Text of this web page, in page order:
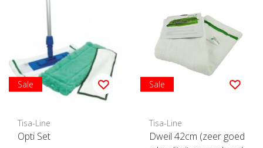
Sale
Tisa-Line
Opti Set
Sale
Tisa-Line
Dweil 42cm (zeer goed